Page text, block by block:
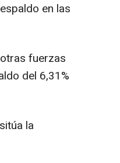
en las
fuerzas
del 6,31%
la